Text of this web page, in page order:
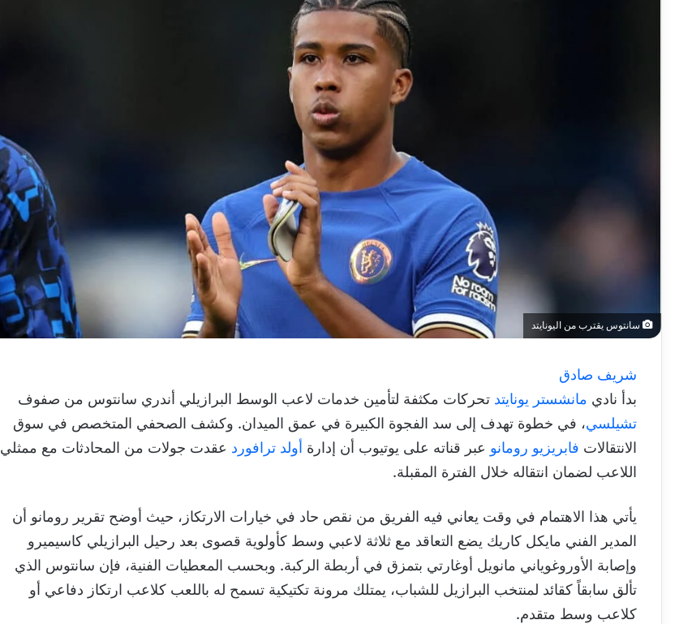
سانتوس يقترب من اليونايتد
شريف صادق
بدأ نادي مانشستر يونايتد تحركات مكثفة لتأمين خدمات لاعب الوسط البرازيلي أندري سانتوس من صفوف
تشيلسي، في خطوة تهدف إلى سد الفجوة الكبيرة في عمق الميدان. وكشف الصحفي المتخصص في سوق
الانتقالات فابريزيو رومانو عبر قناته على يوتيوب أن إدارة أولد ترافورد عقدت جولات من المحادثات مع ممثلي
اللاعب لضمان انتقاله خلال الفترة المقبلة.
يأتي هذا الاهتمام في وقت يعاني فيه الفريق من نقص حاد في خيارات الارتكاز، حيث أوضح تقرير رومانو أن
المدير الفني مايكل كاريك يضع التعاقد مع ثلاثة لاعبي وسط كأولوية قصوى بعد رحيل البرازيلي كاسيميرو
وإصابة الأوروغوياني مانويل أوغارتي بتمزق في أربطة الركبة. وبحسب المعطيات الفنية، فإن سانتوس الذي
تألق سابقاً كقائد لمنتخب البرازيل للشباب، يمتلك مرونة تكتيكية تسمح له باللعب كلاعب ارتكاز دفاعي أو
كلاعب وسط متقدم.